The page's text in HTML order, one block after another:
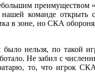
команде
в зоне, но СКА
нельзя, по такой
Не забил с
то, что игрок